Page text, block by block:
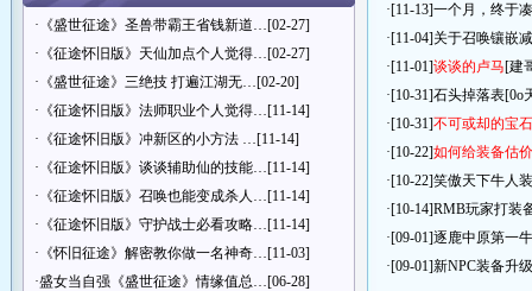
· 《盛世征途》圣兽带霸王省钱新道…[02-27]
· 《征途怀旧版》天仙加点个人觉得…[02-27]
· 《盛世征途》三绝技 打遍江湖无…[02-20]
· 《征途怀旧版》法师职业个人觉得…[11-14]
· 《征途怀旧版》冲新区的小方法 …[11-14]
· 《征途怀旧版》谈谈辅助仙的技能…[11-14]
· 《征途怀旧版》召唤也能变成杀人…[11-14]
· 《征途怀旧版》守护战士必看攻略…[11-14]
· 《怀旧征途》解密教你做一名神奇…[11-03]
·盛女当自强《盛世征途》情缘值总…[06-28]
·[11-13]一个月，终于
·[11-04]关于召唤镶嵌
·[11-01]谈谈的卢马[建
·[10-31]石头掉落表[0o
·[10-31]不可或却的宝
·[10-22]如何给装备估
·[10-22]笑傲天下牛人
·[10-14]RMB玩家打装
·[09-01]逐鹿中原第一
·[09-01]新NPC装备升